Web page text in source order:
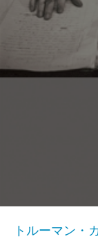
トルーマン・